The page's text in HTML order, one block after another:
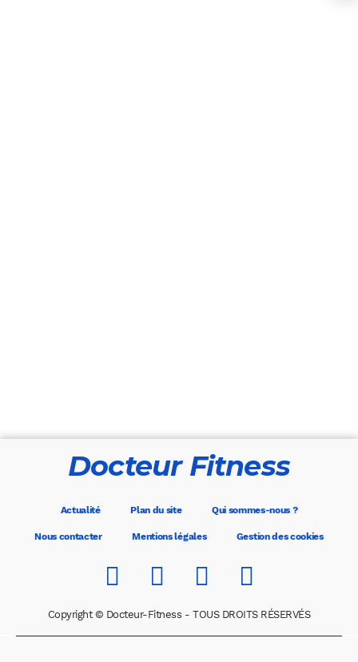
Docteur Fitness
Actualité Plan du site Qui sommes-nous ?
Nous contacter Mentions légales Gestion des cookies
Copyright © Docteur-Fitness - TOUS DROITS RÉSERVÉS